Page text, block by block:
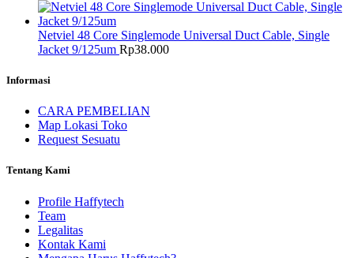
Netviel 48 Core Singlemode Universal Duct Cable, Single
Jacket 9/125um Rp38.000
Informasi
CARA PEMBELIAN
Map Lokasi Toko
Request Sesuatu
Tentang Kami
Profile Haffytech
Team
Legalitas
Kontak Kami